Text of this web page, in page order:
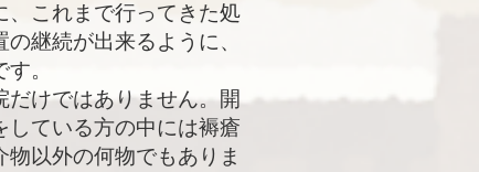
、これまで行ってきた処
継続が出来るように、
。
だけではありません。開
ている方の中には褥瘡
以外の何物でもありま